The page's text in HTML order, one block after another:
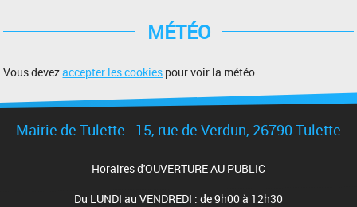
MÉTÉO
Vous devezaccepter les cookies pour voir la météo.
Mairie de Tulette - 15, rue de Verdun, 26790 Tulette
Horaires d'OUVERTURE AU PUBLIC
Du LUNDI au VENDREDI : de 9h00 à 12h30